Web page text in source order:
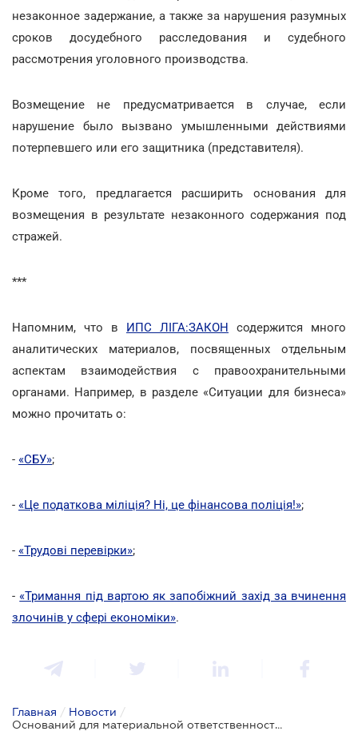
незаконное задержание, а также за нарушения разумных
сроков досудебного расследования и судебного
рассмотрения уголовного производства.
Возмещение не предусматривается в случае, если
нарушение было вызвано умышленными действиями
потерпевшего или его защитника (представителя).
Кроме того, предлагается расширить основания для
возмещения в результате незаконного содержания под
стражей.
***
Напомним, что в ИПС ЛІГА:ЗАКОН содержится много
аналитических материалов, посвященных отдельным
аспектам взаимодействия с правоохранительными
органами. Например, в разделе «Ситуации для бизнеса»
можно прочитать о:
- «СБУ»;
- «Це податкова міліція? Ні, це фінансова поліція!»;
- «Трудові перевірки»;
- «Тримання під вартою як запобіжний захід за вчинення
злочинів у сфері економіки».
Главная / Новости /
Оснований для материальной ответственности правоохранителей и судов может стать больше